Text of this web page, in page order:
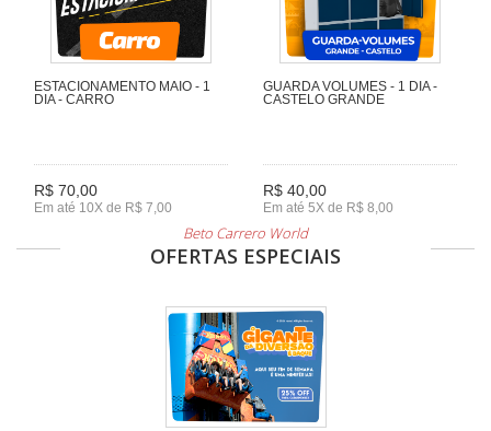
ESTACIONAMENTO MAIO - 1
DIA - CARRO
R$ 70,00
Em até 10X de R$ 7,00
GUARDA VOLUMES - 1 DIA -
CASTELO GRANDE
R$ 40,00
Em até 5X de R$ 8,00
Beto Carrero World
OFERTAS ESPECIAIS